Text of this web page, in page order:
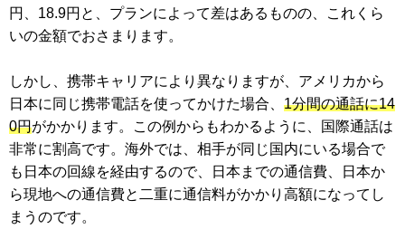
円、18.9円と、プランによって差はあるものの、これくら
いの金額でおさまります。
しかし、携帯キャリアにより異なりますが、アメリカから
日本に同じ携帯電話を使ってかけた場合、 1分間の通話に14
0円がかかります。この例からもわかるように、国際通話は
非常に割高です。海外では、相手が同じ国内にいる場合で
も日本の回線を経由するので、日本までの通信費、日本か
ら現地への通信費と二重に通信料がかかり高額になってし
まうのです。